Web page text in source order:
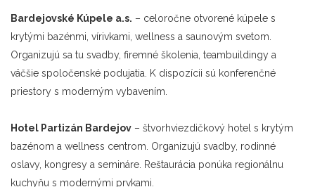
Bardejovské Kúpele a.s. – celoročne otvorené kúpele s
krytými bazénmi, vírivkami, wellness a saunovým svetom.
Organizujú sa tu svadby, firemné školenia, teambuildingy a
väčšie spoločenské podujatia. K dispozícii sú konferenčné
priestory s moderným vybavením.
Hotel Partizán Bardejov – štvorhviezdičkový hotel s krytým
bazénom a wellness centrom. Organizujú svadby, rodinné
oslavy, kongresy a semináre. Reštaurácia ponúka regionálnu
kuchyňu s modernými prvkami.